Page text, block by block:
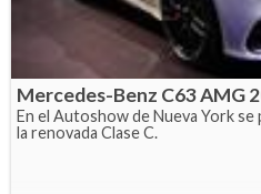
Mercedes-Benz C63 AMG
En el Autoshow de Nueva York
la renovada Clase C.